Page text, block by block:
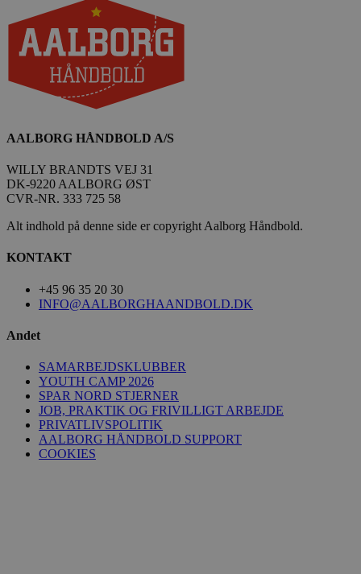
AALBORG HÅNDBOLD A/S
WILLY BRANDTS VEJ 31
DK-9220 AALBORG ØST
CVR-NR. 333 725 58
Alt indhold på denne side er copyright Aalborg Håndbold.
KONTAKT
+45 96 35 20 30
INFO@AALBORGHAANDBOLD.DK
Andet
SAMARBEJDSKLUBBER
YOUTH CAMP 2026
SPAR NORD STJERNER
JOB, PRAKTIK OG FRIVILLIGT ARBEJDE
PRIVATLIVSPOLITIK
AALBORG HÅNDBOLD SUPPORT
COOKIES